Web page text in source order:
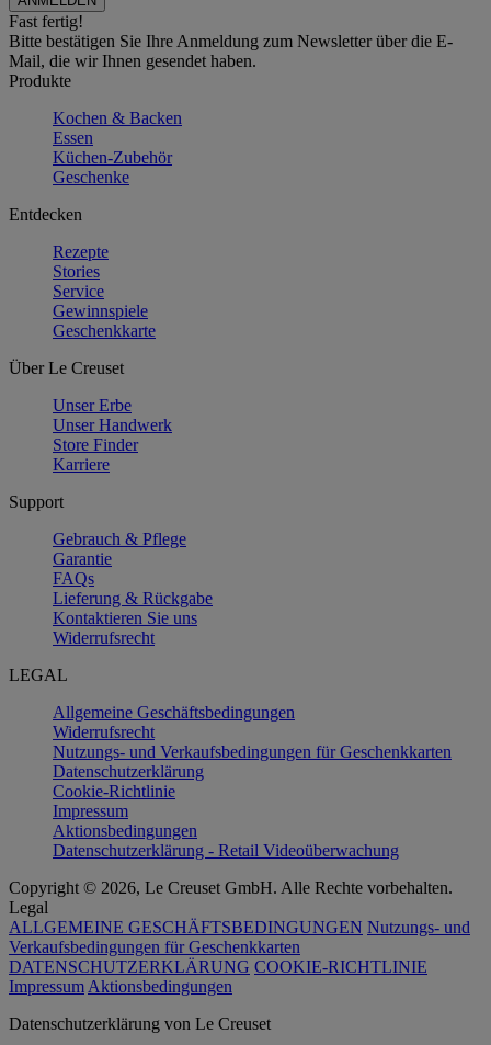
Fast fertig!
Bitte bestätigen Sie Ihre Anmeldung zum Newsletter über die E-
Mail, die wir Ihnen gesendet haben.
Produkte
Kochen & Backen
Essen
Küchen-Zubehör
Geschenke
Entdecken
Rezepte
Stories
Service
Gewinnspiele
Geschenkkarte
Über Le Creuset
Unser Erbe
Unser Handwerk
Store Finder
Karriere
Support
Gebrauch & Pflege
Garantie
FAQs
Lieferung & Rückgabe
Kontaktieren Sie uns
Widerrufsrecht
LEGAL
Allgemeine Geschäftsbedingungen
Widerrufsrecht
Nutzungs- und Verkaufsbedingungen für Geschenkkarten
Datenschutzerklärung
Cookie-Richtlinie
Impressum
Aktionsbedingungen
Datenschutzerklärung - Retail Videoüberwachung
Copyright © 2026, Le Creuset GmbH. Alle Rechte vorbehalten.
Legal
ALLGEMEINE GESCHÄFTSBEDINGUNGEN Nutzungs- und
Verkaufsbedingungen für Geschenkkarten
DATENSCHUTZERKLÄRUNG COOKIE-RICHTLINIE
Impressum Aktionsbedingungen
Datenschutz­erklärung von Le Creuset